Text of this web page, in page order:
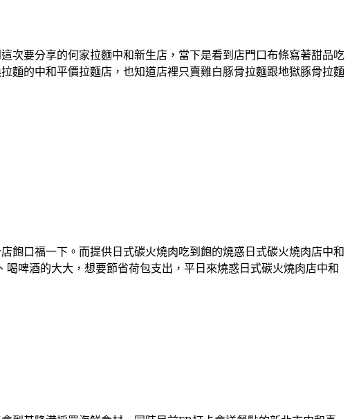
次要分享的何家拉麵中和新生店，當下是看到店門口布條寫著甜品吃
麵的中和平價拉麵店，也知道店裡只賣雞白豚骨拉麵跟地獄豚骨拉麵
飽口福一下。而提供日式碳火燒肉吃到飽的燒惑日式碳火燒肉店中和
啤酒的大大，想要節省荷包支出，平日來燒惑日式碳火燒肉店中和